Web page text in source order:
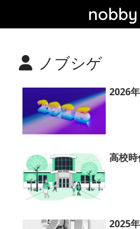
ノブシゲ
2026
高校
2025